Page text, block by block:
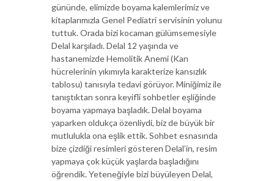
gününde, elimizde boyama kalemlerimiz ve
kitaplarımızla Genel Pediatri servisinin yolunu
tuttuk. Orada bizi kocaman gülümsemesiyle
Delal karşıladı. Delal 12 yaşında ve
hastanemizde Hemolitik Anemi (Kan
hücrelerinin yıkımıyla karakterize kansızlık
tablosu) tanısıyla tedavi görüyor. Miniğimiz ile
tanıştıktan sonra keyifli sohbetler eşliğinde
boyama yapmaya başladık. Delal boyama
yaparken oldukça özenliydi, biz de büyük bir
mutlulukla ona eşlik ettik. Sohbet esnasında
bize çizdiği resimleri gösteren Delal’in, resim
yapmaya çok küçük yaşlarda başladığını
öğrendik. Yeteneğiyle bizi büyüleyen Delal,